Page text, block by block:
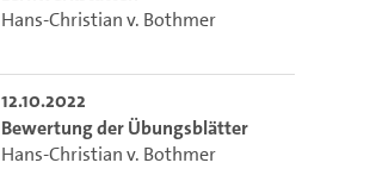
Hans-Christian v. Bothmer
12.10.2022
Bewertung der Übungsblätter
Hans-Christian v. Bothmer